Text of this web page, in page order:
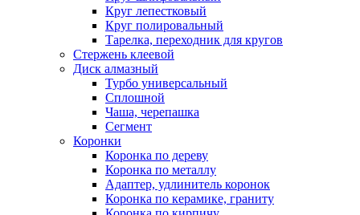
Круг лепестковый
Круг полировальный
Тарелка, переходник для кругов
Стержень клеевой
Диск алмазный
Турбо универсальный
Сплошной
Чаша, черепашка
Сегмент
Коронки
Коронка по дереву
Коронка по металлу
Адаптер, удлинитель коронок
Коронка по керамике, граниту